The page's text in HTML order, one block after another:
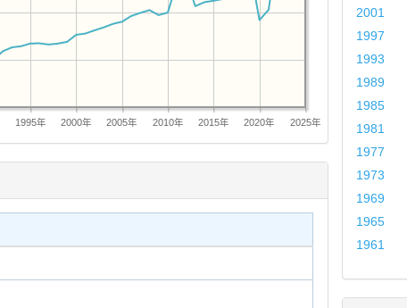
1995年 2000年 2005年 2010年 2015年 2020年 2025年
2001
1997
1993
1989
1985
1981
1977
1973
1969
1965
1961